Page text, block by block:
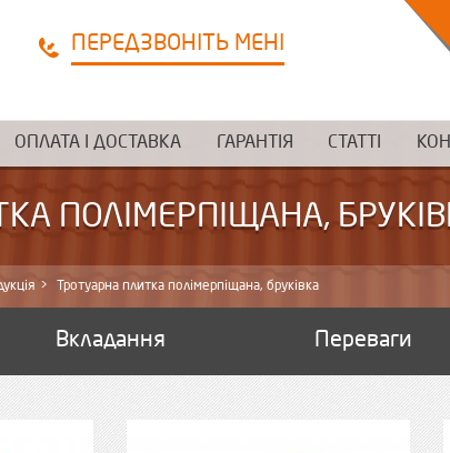
ПЕРЕДЗВОНІТЬ МЕНІ
ОПЛАТА І ДОСТАВКА ГАРАНТІЯ СТАТТІ
ПОЛІМЕРПІЩАНА,
Тротуарна плитка полімерпіщана, бруківка
Вкладання Переваги